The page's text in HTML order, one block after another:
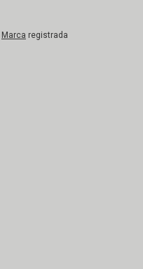
Marca registrada